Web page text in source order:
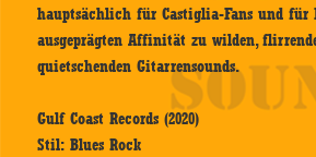
hauptsächlich für Castiglia-Fans und
ausgeprägten Affinität zu wilden,
quietschenden Gitarrensounds.
Gulf Coast Records (2020)
Stil: Blues Rock